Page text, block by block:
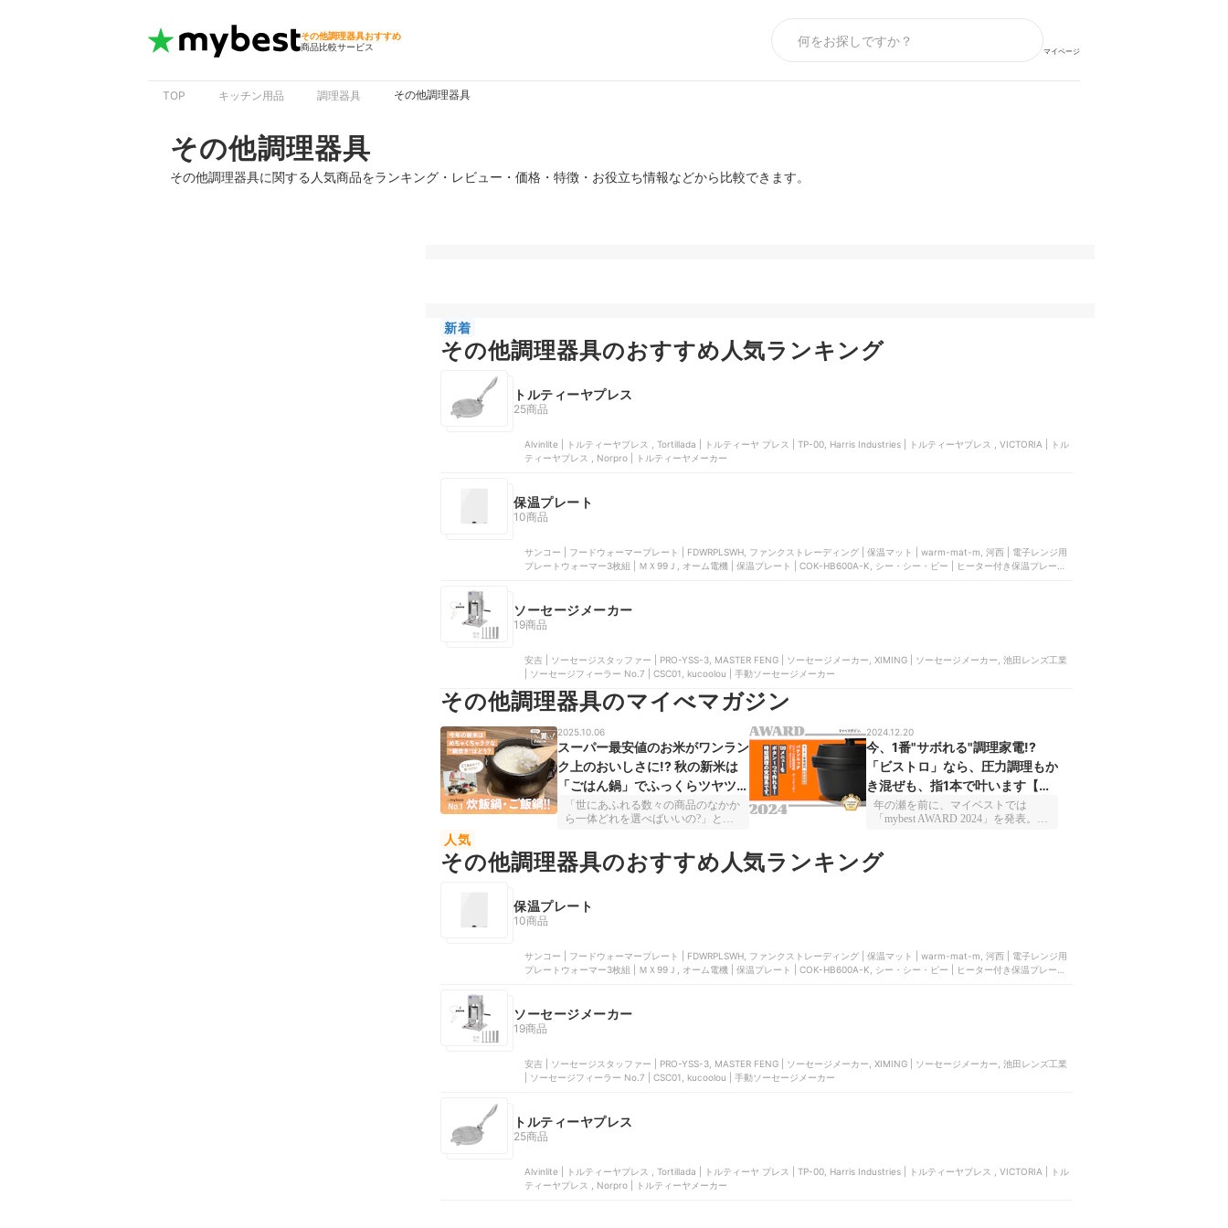
その他調理器具おすすめ
商品比較サービス
マイページ
TOP キッチン用品 調理器具 その他調理器具
その他調理器具
その他調理器具に関する人気商品をランキング・レビュー・価格・特徴・お役立ち情報などから比較できます。
新着
その他調理器具のおすすめ人気ランキング
トルティーヤプレス
25商品
Alvinlite | トルティーヤプレス , Tortillada | トルティーヤ プレス | TP-00, Harris Industries | トルティーヤプレス , VICTORIA | トル
ティーヤプレス , Norpro | トルティーヤメーカー
保温プレート
10商品
サンコー | フードウォーマープレート | FDWRPLSWH, ファンクストレーディング | 保温マット | warm-mat-m, 河西 | 電子レンジ用
プレートウォーマー3枚組 | ＭＸ99Ｊ, オーム電機 | 保温プレート | COK-HB600A-K, シー・シー・ピー | ヒーター付き保温プレート
ソーセージメーカー
19商品
安吉 | ソーセージスタッファー | PRO-YSS-3, MASTER FENG | ソーセージメーカー, XIMING | ソーセージメーカー, 池田レンズ工業
| ソーセージフィーラー No.7 | CSC01, kucoolou | 手動ソーセージメーカー
その他調理器具のマイべマガジン
2025.10.06
スーパー最安値のお米がワンラン
ク上のおいしさに!? 秋の新米は
「ごはん鍋」でふっくらツヤツヤ
化しませんか？
「世にあふれる数々の商品のなかか
ら一体どれを選べばいいの?」とい
イベスト』 。のべ3万2000点もの商
品を使い比べたなかから、テーマ別
いくのが本特集です。長い猛暑を乗
り越えて、やっと訪れた秋。秋鮭や
のひとときですよね。待望の新米を
よりおいしく食べるために注目され
る「炊飯鍋・ご飯鍋」。「料理がう
まくないと焦げちゃいそう」「芯が
が、実は「初心者でも簡単においし
く炊ける優秀な商品」があるんで
比較検証で1位になった商品をピッ
人も、ぜひチェックしてみてくださ
いね。本コンテンツの情報は公開時
2024.12.20
今、1番"サボれる"調理家電!?
「ビストロ」なら、圧力調理もか
き混ぜも、指1本で叶います【マ
イベストアワード2024】
年の瀬を前に、マイベストでは
「mybest AWARD 2024」を発表。マ
されすぎる"商品をピックアップし
月19日）のマイベストの情報をもと
に執筆しております。また、本コン
人気
その他調理器具のおすすめ人気ランキング
保温プレート
10商品
サンコー | フードウォーマープレート | FDWRPLSWH, ファンクストレーディング | 保温マット | warm-mat-m, 河西 | 電子レンジ用
プレートウォーマー3枚組 | ＭＸ99Ｊ, オーム電機 | 保温プレート | COK-HB600A-K, シー・シー・ピー | ヒーター付き保温プレート
ソーセージメーカー
19商品
安吉 | ソーセージスタッファー | PRO-YSS-3, MASTER FENG | ソーセージメーカー, XIMING | ソーセージメーカー, 池田レンズ工業
| ソーセージフィーラー No.7 | CSC01, kucoolou | 手動ソーセージメーカー
トルティーヤプレス
25商品
Alvinlite | トルティーヤプレス , Tortillada | トルティーヤ プレス | TP-00, Harris Industries | トルティーヤプレス , VICTORIA | トル
ティーヤプレス , Norpro | トルティーヤメーカー